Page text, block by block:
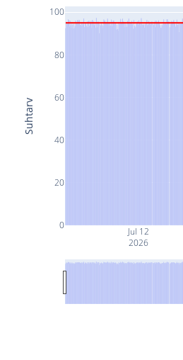
Jul 12
2026
0
20
40
60
80
100
Suhtarv